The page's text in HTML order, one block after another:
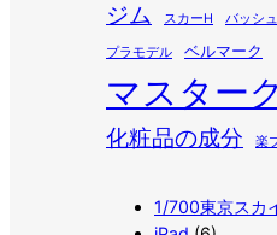
ジム スカーH バッシュ
プラモデル ベルマーク
マスター
化粧品の成分 楽
1/700東京スカ